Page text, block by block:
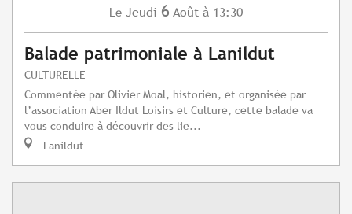
Le Jeudi 6 Août à 13:30
Balade patrimoniale à Lanildut
CULTURELLE
Commentée par Olivier Moal, historien, et organisée par
l’association Aber Ildut Loisirs et Culture, cette balade va
vous conduire à découvrir des lie...
Lanildut